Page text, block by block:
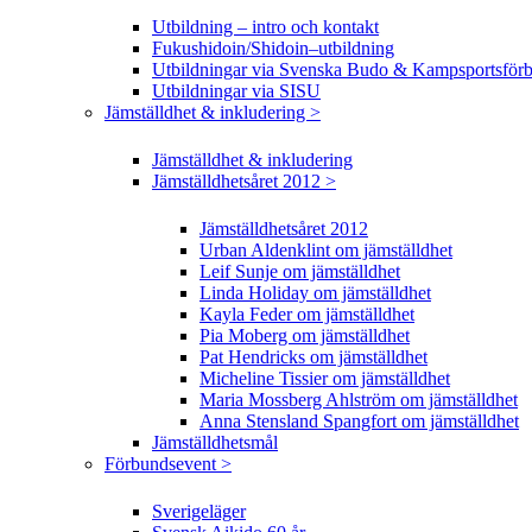
Utbildning – intro och kontakt
Fukushidoin/Shidoin–utbildning
Utbildningar via Svenska Budo &
Utbildningar via SISU
Jämställdhet & inkludering >
Jämställdhet & inkludering
Jämställdhetsåret 2012 >
Jämställdhetsåret 2012
Urban Aldenklint om jämställdhet
Leif Sunje om jämställdhet
Linda Holiday om jämställdhet
Kayla Feder om jämställdhet
Pia Moberg om jämställdhet
Pat Hendricks om jämställdhet
Micheline Tissier om jämställdhet
Maria Mossberg Ahlström om jämställdhet
Anna Stensland Spangfort om jämställdhet
Jämställdhetsmål
Förbundsevent >
Sverigeläger